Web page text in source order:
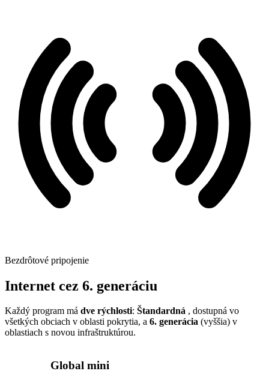
Bezdrôtové pripojenie
Internet cez 6. generáciu
Každý program má dve rýchlosti: Štandardná , dostupná vo
všetkých obciach v oblasti pokrytia, a 6. generácia (vyššia) v
oblastiach s novou infraštruktúrou.
Global mini